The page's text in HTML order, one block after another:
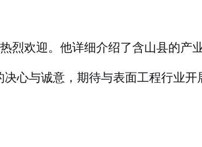
烈欢迎。他详细介绍了含山县的产
心与诚意，期待与表面工程行业开